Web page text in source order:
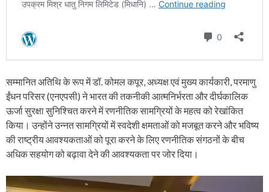
सम्मानित अतिथि के रूप में डॉ. कोमल कपूर, अध्यक्ष एवं मुख्य कार्यकारी, परमाणु
ईंधन परिसर (एनएपसी) ने भारत की तकनीकी आत्मनिर्भरता और दीर्घकालिक
ऊर्जा सुरक्षा सुनिश्चित करने में रणनीतिक सामग्रियों के महत्व को रेखांकित
किया। उन्होंने उन्नत सामग्रियों में स्वदेशी क्षमताओं को मजबूत करने और भविष्य
की राष्ट्रीय आवश्यकताओं को पूरा करने के लिए रणनीतिक संगठनों के बीच
अधिक सहयोग को बढ़ावा देने की आवश्यकता पर जोर दिया।